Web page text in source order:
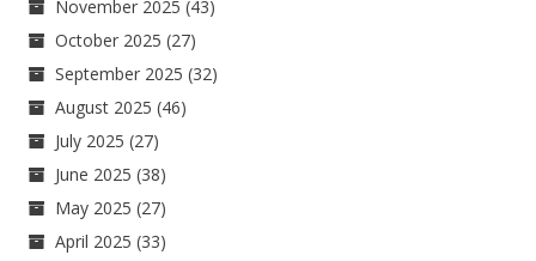
November 2025 (43)
October 2025 (27)
September 2025 (32)
August 2025 (46)
July 2025 (27)
June 2025 (38)
May 2025 (27)
April 2025 (33)